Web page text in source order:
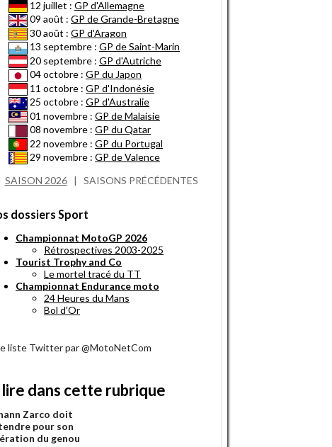
12 juillet : GP d'Allemagne
09 août : GP de Grande-Bretagne
30 août : GP d'Aragon
13 septembre : GP de Saint-Marin
20 septembre : GP d'Autriche
04 octobre : GP du Japon
11 octobre : GP d'Indonésie
25 octobre : GP d'Australie
01 novembre : GP de Malaisie
08 novembre : GP du Qatar
22 novembre : GP du Portugal
29 novembre : GP de Valence
SAISON 2026| SAISONS PRÉCÉDENTES
dossiers Sport
Championnat MotoGP 2026
Rétrospectives 2003-2025
Tourist Trophy and Co
Le mortel tracé du TT
Championnat Endurance moto
24 Heures du Mans
Bol d'Or
liste Twitter par @MotoNetCom
dans cette rubrique
Zarco doit
pour son
du genou